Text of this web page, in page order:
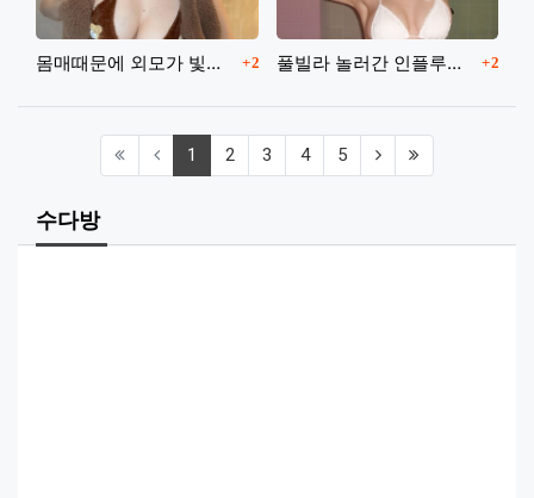
몸매때문에 외모가 빛을못보는 여캠 댓글
2 풀빌라 놀러간 인플루언서 댓글
2
1 (current)
2 3 4 5 (next)
수다방